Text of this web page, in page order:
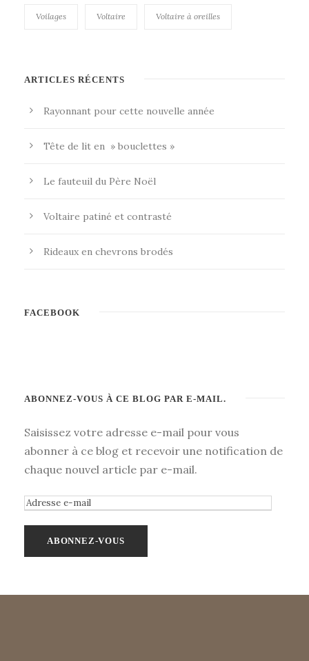
Voilages Voltaire Voltaire à oreilles
ARTICLES RÉCENTS
Rayonnant pour cette nouvelle année
Tête de lit en » bouclettes »
Le fauteuil du Père Noël
Voltaire patiné et contrasté
Rideaux en chevrons brodés
FACEBOOK
ABONNEZ-VOUS À CE BLOG PAR E-MAIL.
Saisissez votre adresse e-mail pour vous
abonner à ce blog et recevoir une notification de
chaque nouvel article par e-mail.
A
e
s